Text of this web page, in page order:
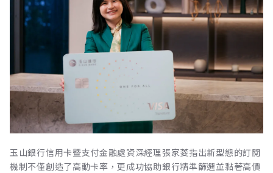
玉山銀行信用卡暨支付金融處資深經理張家菱指出新型態的訂閱
機制不僅創造了高動卡率，更成功協助銀行精準篩選並黏著高價